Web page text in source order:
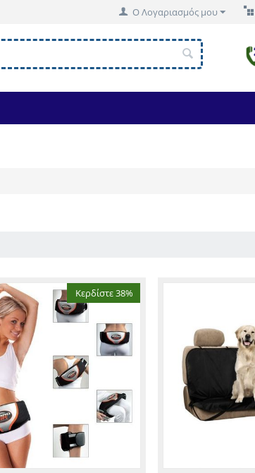
Ο Λογαριασμός μου
Κερδίστε 38%